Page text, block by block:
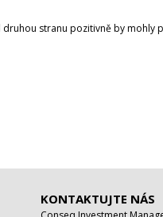
stranu pozitivně by mohly
KONTAKTUJTE NÁS